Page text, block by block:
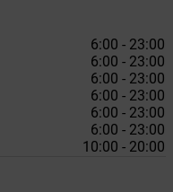
6:00 - 23:00
6:00 - 23:00
6:00 - 23:00
6:00 - 23:00
6:00 - 23:00
6:00 - 23:00
10:00 - 20:00